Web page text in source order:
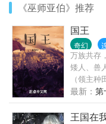
《巫师亚伯》推荐
国王
奇幻
万族共存
矮人、兽
（领主
护！ 书荒
帝国》、
最新： 第
王国在